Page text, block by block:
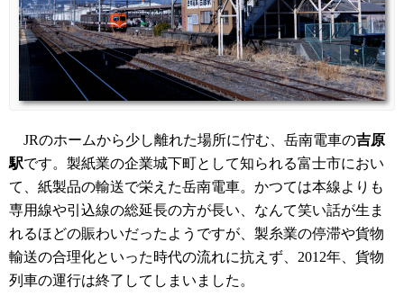
JRのホームから少し離れた場所に佇む、岳南電車の吉原
駅です。製紙業の企業城下町として知られる富士市におい
て、紙製品の輸送で栄えた岳南電車。かつては本線よりも
専用線や引込線の総延長の方が長い、なんて笑い話が生ま
れるほどの賑わいだったようですが、製糸業の停滞や貨物
輸送の合理化といった時代の流れに抗えず、2012年、貨物
列車の運行は終了してしまいました。